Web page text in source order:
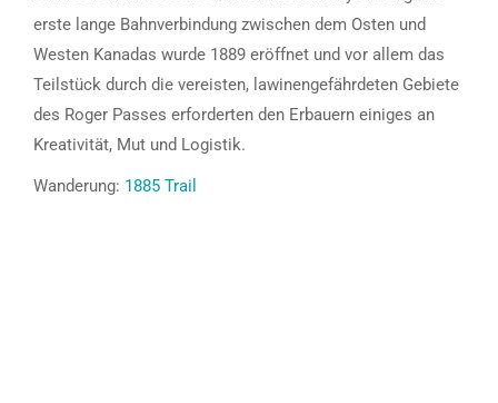
erste lange Bahnverbindung zwischen dem Osten und
Westen Kanadas wurde 1889 eröffnet und vor allem das
Teilstück durch die vereisten, lawinengefährdeten Gebiete
des Roger Passes erforderten den Erbauern einiges an
Kreativität, Mut und Logistik.
Wanderung: 1885 Trail